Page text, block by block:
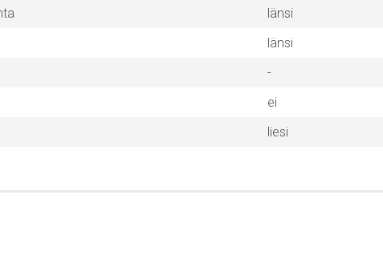
länsi
länsi
-
ei
liesi